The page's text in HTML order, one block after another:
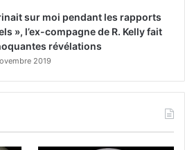
sur moi pendant les rapports
», l’ex-compagne de R. Kelly fait
révélations
2019